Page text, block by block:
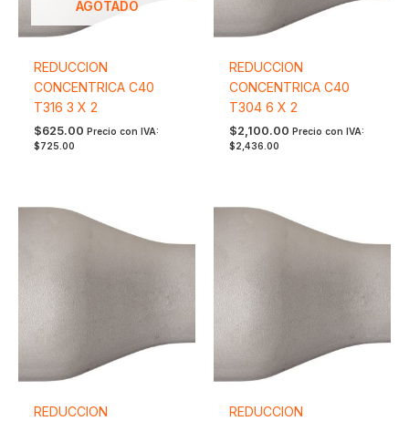
AGOTADO
REDUCCION
CONCENTRICA C40
T316 3 X 2
$625.00 Precio con IVA:
$725.00
REDUCCION
CONCENTRICA C40
T304 6 X 2
$2,100.00 Precio con IVA:
$2,436.00
REDUCCION
REDUCCION